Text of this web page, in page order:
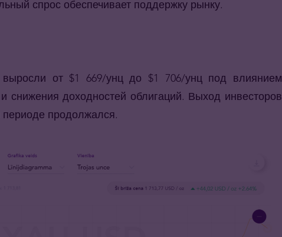
спрос обеспечивает поддержку рынку.
от $1 669/унц до $1 706/унц под влиянием
доходностей облигаций. Выход инвесторов
продолжался.